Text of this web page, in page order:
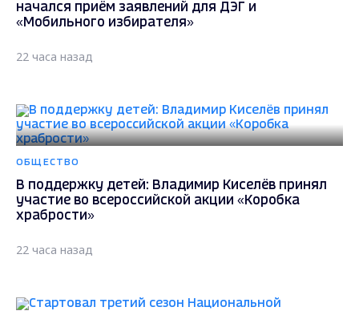
начался приём заявлений для ДЭГ и
«Мобильного избирателя»
22 часа назад
ОБЩЕСТВО
В поддержку детей: Владимир Киселёв принял
участие во всероссийской акции «Коробка
храбрости»
22 часа назад